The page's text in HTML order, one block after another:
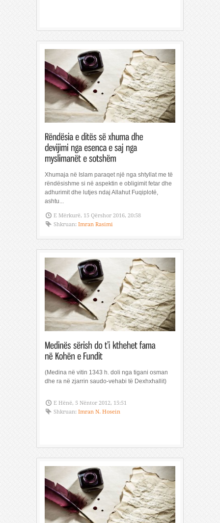
Xhumaja në Islam paraqet një nga shtyllat me të
rëndësishme si në aspektin e obligimit fetar dhe
adhurimit dhe lutjes ndaj Allahut Fuqiplotë,
ashtu...
E Mërkurë, 15 Qërshor 2016, 20:58
Shkruan: Imran Rasimi
(Medina në vitin 1343 h. doli nga tigani osman
dhe ra në zjarrin saudo-vehabi të Dexhxhallit)
E Hënë, 5 Nëntor 2012, 15:51
Shkruan: Imran N. Hosein